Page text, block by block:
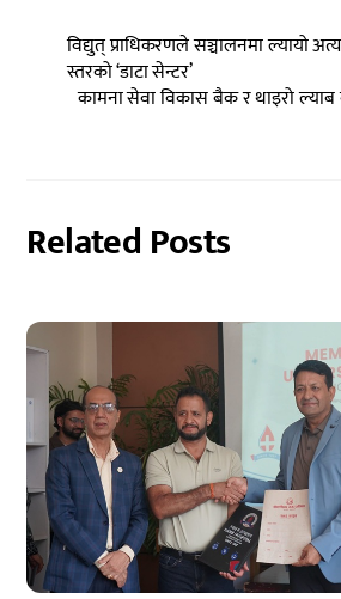
विद्युत् प्राधिकरणले सञ्चालनमा ल्यायो
स्तरको ‘डाटा सेन्टर’
कामना सेवा विकास बैक र थाइरो
Related Posts